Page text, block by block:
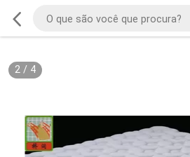
2/ 4